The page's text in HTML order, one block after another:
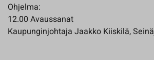
Ohjelma:
12.00 Avaussanat
Kaupunginjohtaja Jaakko Kiiskilä,